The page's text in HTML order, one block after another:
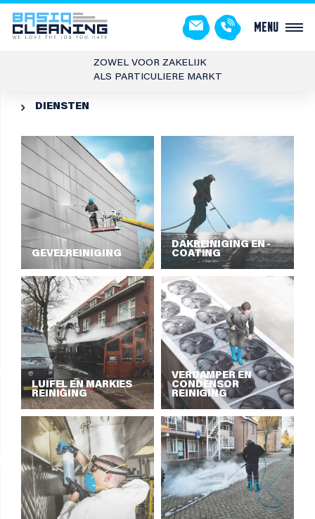
Menu
ZOWEL VOOR ZAKELIJK
ALS PARTICULIERE MARKT
 DIENSTEN
GEVELREINIGING
DAKREINIGING EN -
COATING
LUIFEL EN MARKIES
REINIGING
VERDAMPER EN
CONDENSOR
REINIGING